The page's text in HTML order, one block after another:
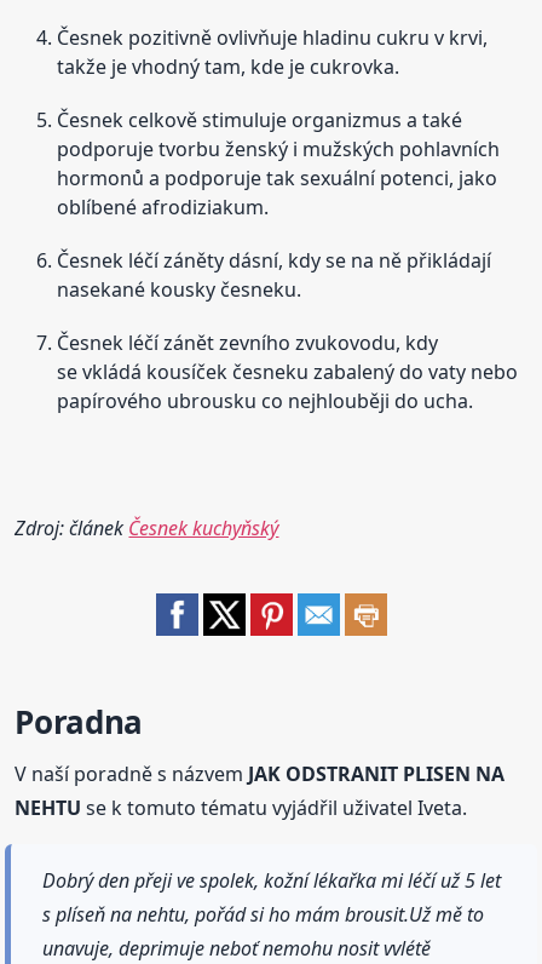
Česnek pozitivně ovlivňuje hladinu cukru v krvi,
takže je vhodný tam, kde je cukrovka.
Česnek celkově stimuluje organizmus a také
podporuje tvorbu ženský i mužských pohlavních
hormonů a podporuje tak sexuální potenci, jako
oblíbené afrodiziakum.
Česnek léčí záněty dásní, kdy se na ně přikládají
nasekané kousky česneku.
Česnek léčí zánět zevního zvukovodu, kdy
se vkládá kousíček česneku zabalený do vaty nebo
papírového ubrousku co nejhlouběji do ucha.
Zdroj: článek Česnek kuchyňský
Poradna
V naší poradně s názvem JAK ODSTRANIT PLISEN NA
NEHTU se k tomuto tématu vyjádřil uživatel Iveta.
Dobrý den přeji ve spolek, kožní lékařka mi léčí už 5 let
s plíseň na nehtu, pořád si ho mám brousit.Už mě to
unavuje, deprimuje neboť nemohu nosit vvlétě